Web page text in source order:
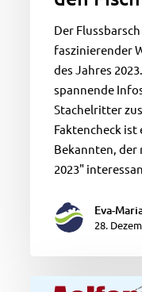
Der
faszinierender
des Jahres
spannende
Stachelritter
Faktencheck ist
Bekannten, der
2023"
Eva-
28.
Europäischer